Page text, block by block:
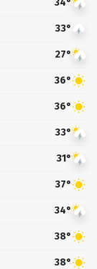
34°
33°
27°
36°
36°
33°
31°
37°
34°
38°
38°